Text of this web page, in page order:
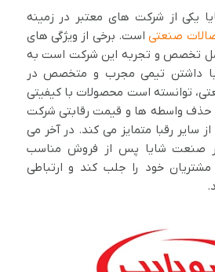
یکی از شرکت های معتبر در زمینه
صنعتیاست. برخی از ویژگی های
تخصص و تجربه این شرکت است به
داشتن تیمی مجرب و متخصص در
توانسته است محصولات با کیفیتی
حذف واسطه ها و قیمت رقابتی شرکت
سایر رقبا متمایز می کند. در آخر می
صنعت شایا پس از فروش مناسب
خود را جلب کند و ارتباطی